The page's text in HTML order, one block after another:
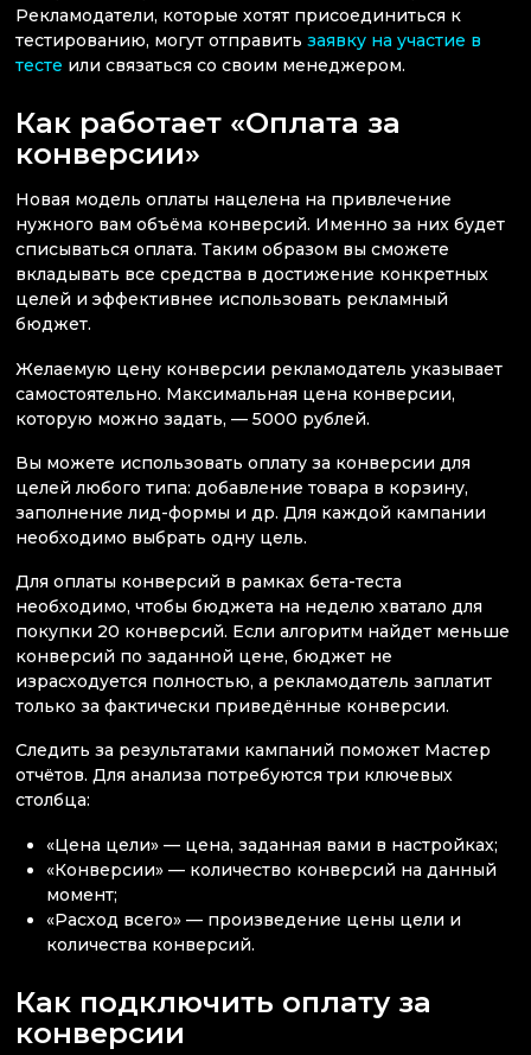
Рекламодатели, которые хотят присоединиться к
тестированию, могут отправить заявку на участие в
тесте или связаться со своим менеджером.
Как работает «Оплата за
конверсии»
Новая модель оплаты нацелена на привлечение
нужного вам объёма конверсий. Именно за них будет
списываться оплата. Таким образом вы сможете
вкладывать все средства в достижение конкретных
целей и эффективнее использовать рекламный
бюджет.
Желаемую цену конверсии рекламодатель указывает
самостоятельно. Максимальная цена конверсии,
которую можно задать, — 5000 рублей.
Вы можете использовать оплату за конверсии для
целей любого типа: добавление товара в корзину,
заполнение лид-формы и др. Для каждой кампании
необходимо выбрать одну цель.
Для оплаты конверсий в рамках бета-теста
необходимо, чтобы бюджета на неделю хватало для
покупки 20 конверсий. Если алгоритм найдет меньше
конверсий по заданной цене, бюджет не
израсходуется полностью, а рекламодатель заплатит
только за фактически приведённые конверсии.
Следить за результатами кампаний поможет Мастер
отчётов. Для анализа потребуются три ключевых
столбца:
«Цена цели» — цена, заданная вами в настройках;
«Конверсии» — количество конверсий на данный
момент;
«Расход всего» — произведение цены цели и
количества конверсий.
Как подключить оплату за
конверсии